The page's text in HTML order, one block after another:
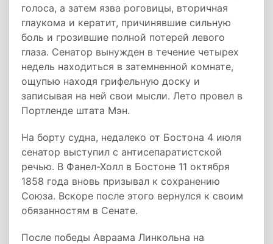
голоса, а затем язва роговицы, вторичная
глаукома и кератит, причинявшие сильную
боль и грозившие полной потерей левого
глаза. Сенатор вынужден в течение четырех
недель находиться в затемненной комнате,
ощупью находя грифельную доску и
записывая на ней свои мысли. Лето провел в
Портленде штата Мэн.
На борту судна, недалеко от Бостона 4 июля
сенатор выступил с антисепаратистской
речью. В Фанел-Холл в Бостоне 11 октября
1858 года вновь призывал к сохранению
Союза. Вскоре после этого вернулся к своим
обязанностям в Сенате.
После победы Авраама Линкольна на